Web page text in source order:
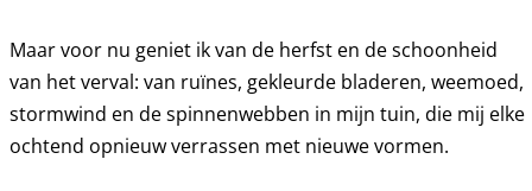
Maar voor nu geniet ik van de herfst en de schoonheid
van het verval: van ruïnes, gekleurde bladeren, weemoed,
stormwind en de spinnenwebben in mijn tuin, die mij elke
ochtend opnieuw verrassen met nieuwe vormen.